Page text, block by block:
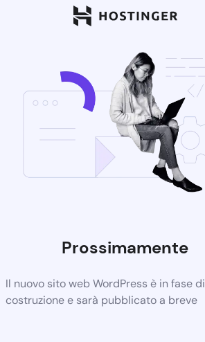
Prossimamente
Il nuovo sito web WordPress è in fase di
costruzione e sarà pubblicato a breve